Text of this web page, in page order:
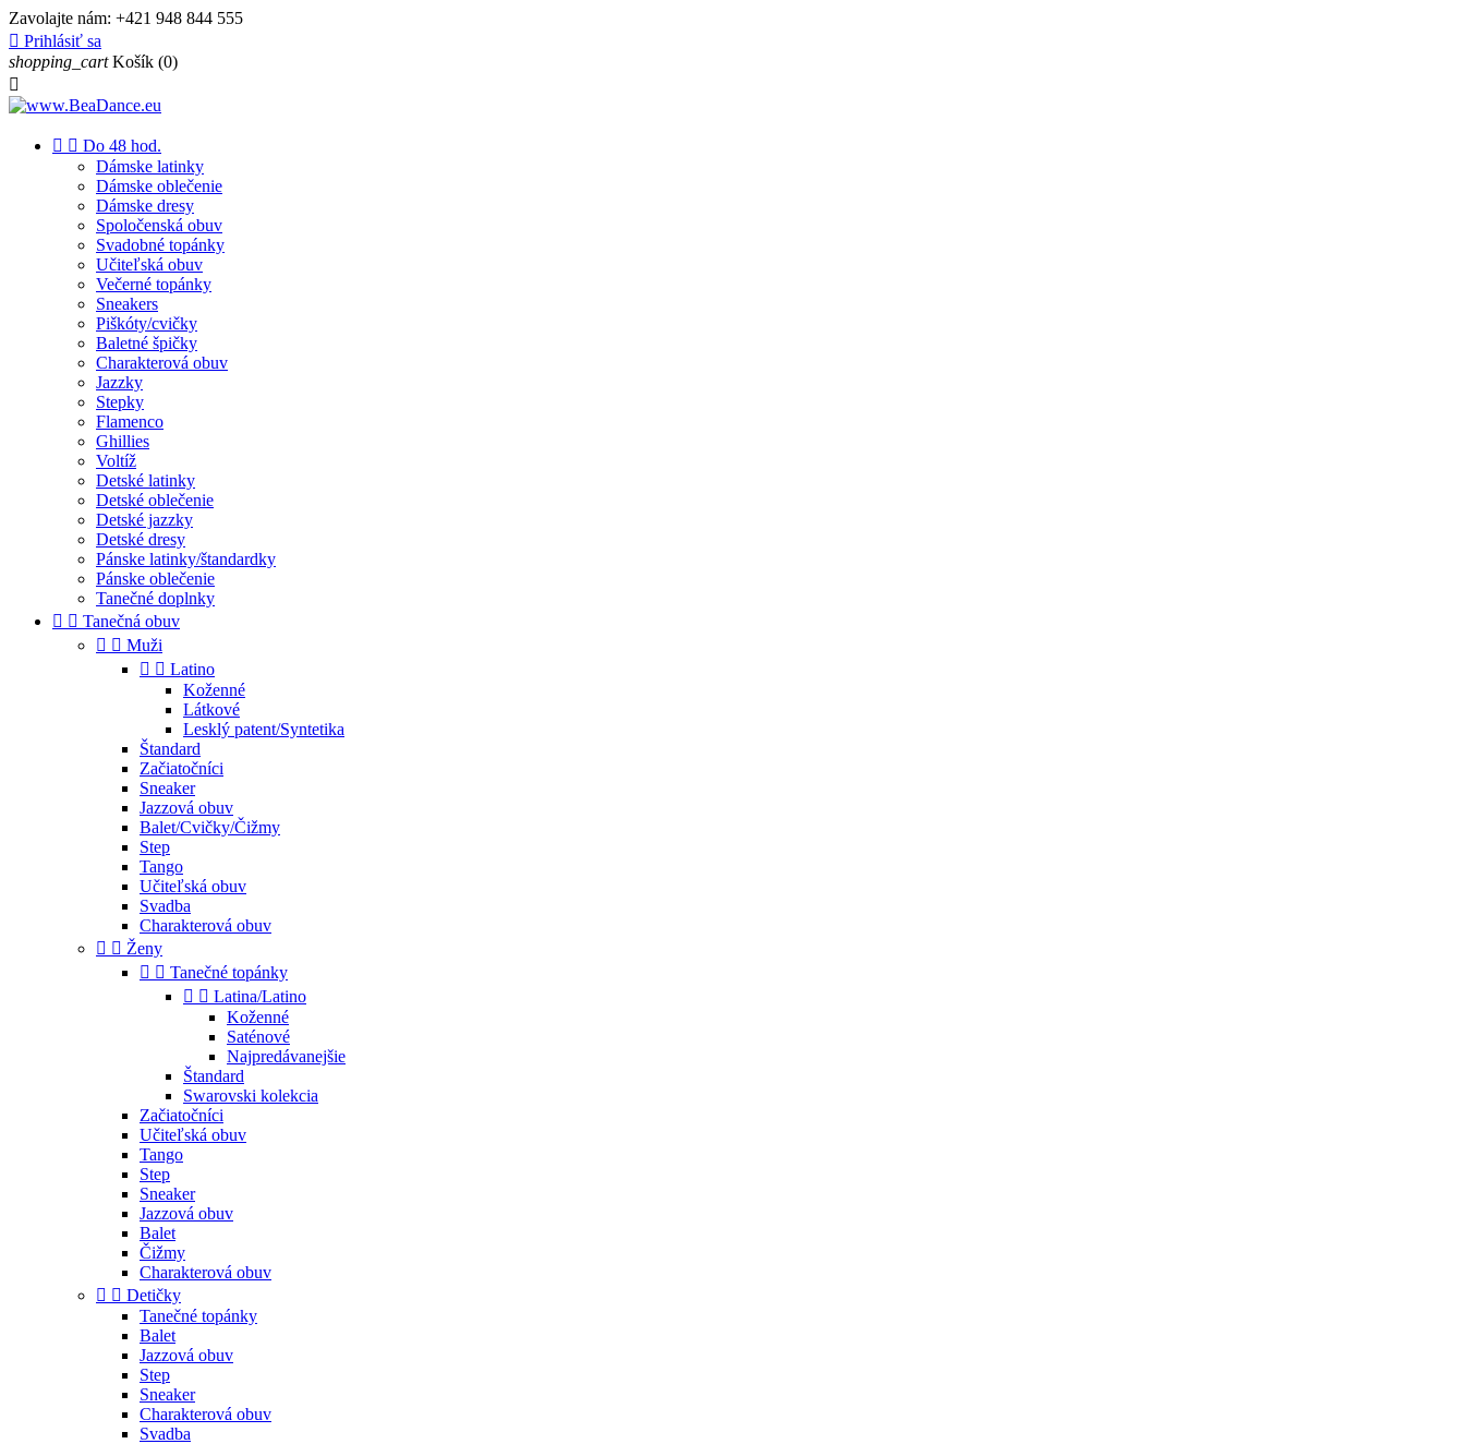
Zavolajte nám: +421 948 844 555
 Prihlásiť sa
shopping_cart Košík (0)

  Do 48 hod.
Dámske latinky
Dámske oblečenie
Dámske dresy
Spoločenská obuv
Svadobné topánky
Učiteľská obuv
Večerné topánky
Sneakers
Piškóty/cvičky
Baletné špičky
Charakterová obuv
Jazzky
Stepky
Flamenco
Ghillies
Voltíž
Detské latinky
Detské oblečenie
Detské jazzky
Detské dresy
Pánske latinky/štandardky
Pánske oblečenie
Tanečné doplnky
  Tanečná obuv
  Muži
  Latino
Koženné
Látkové
Lesklý patent/Syntetika
Štandard
Začiatočníci
Sneaker
Jazzová obuv
Balet/Cvičky/Čižmy
Step
Tango
Učiteľská obuv
Svadba
Charakterová obuv
  Ženy
  Tanečné topánky
  Latina/Latino
Koženné
Saténové
Najpredávanejšie
Štandard
Swarovski kolekcia
Začiatočníci
Učiteľská obuv
Tango
Step
Sneaker
Jazzová obuv
Balet
Čižmy
Charakterová obuv
  Detičky
Tanečné topánky
Balet
Jazzová obuv
Step
Sneaker
Charakterová obuv
Svadba